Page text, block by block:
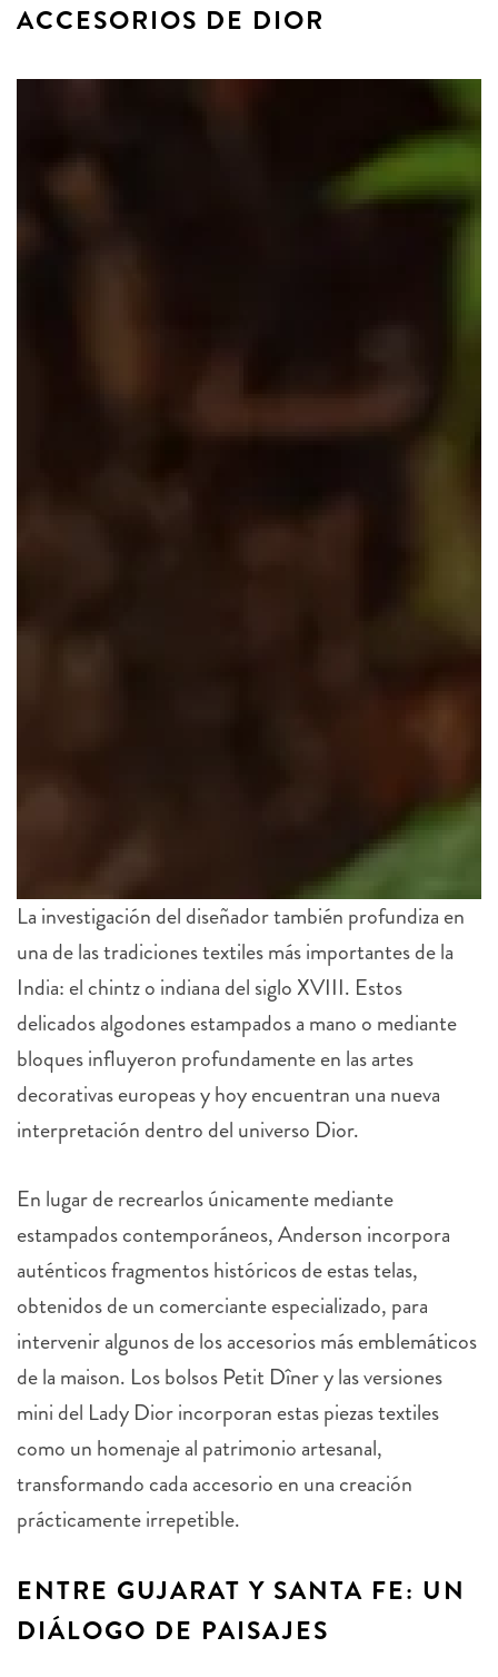
ACCESORIOS DE DIOR
La investigación del diseñador también profundiza en
una de las tradiciones textiles más importantes de la
India: el chintz o indiana del siglo XVIII. Estos
delicados algodones estampados a mano o mediante
bloques influyeron profundamente en las artes
decorativas europeas y hoy encuentran una nueva
interpretación dentro del universo Dior.
En lugar de recrearlos únicamente mediante
estampados contemporáneos, Anderson incorpora
auténticos fragmentos históricos de estas telas,
obtenidos de un comerciante especializado, para
intervenir algunos de los accesorios más emblemáticos
de la maison. Los bolsos Petit Dîner y las versiones
mini del Lady Dior incorporan estas piezas textiles
como un homenaje al patrimonio artesanal,
transformando cada accesorio en una creación
prácticamente irrepetible.
ENTRE GUJARAT Y SANTA FE: UN
DIÁLOGO DE PAISAJES